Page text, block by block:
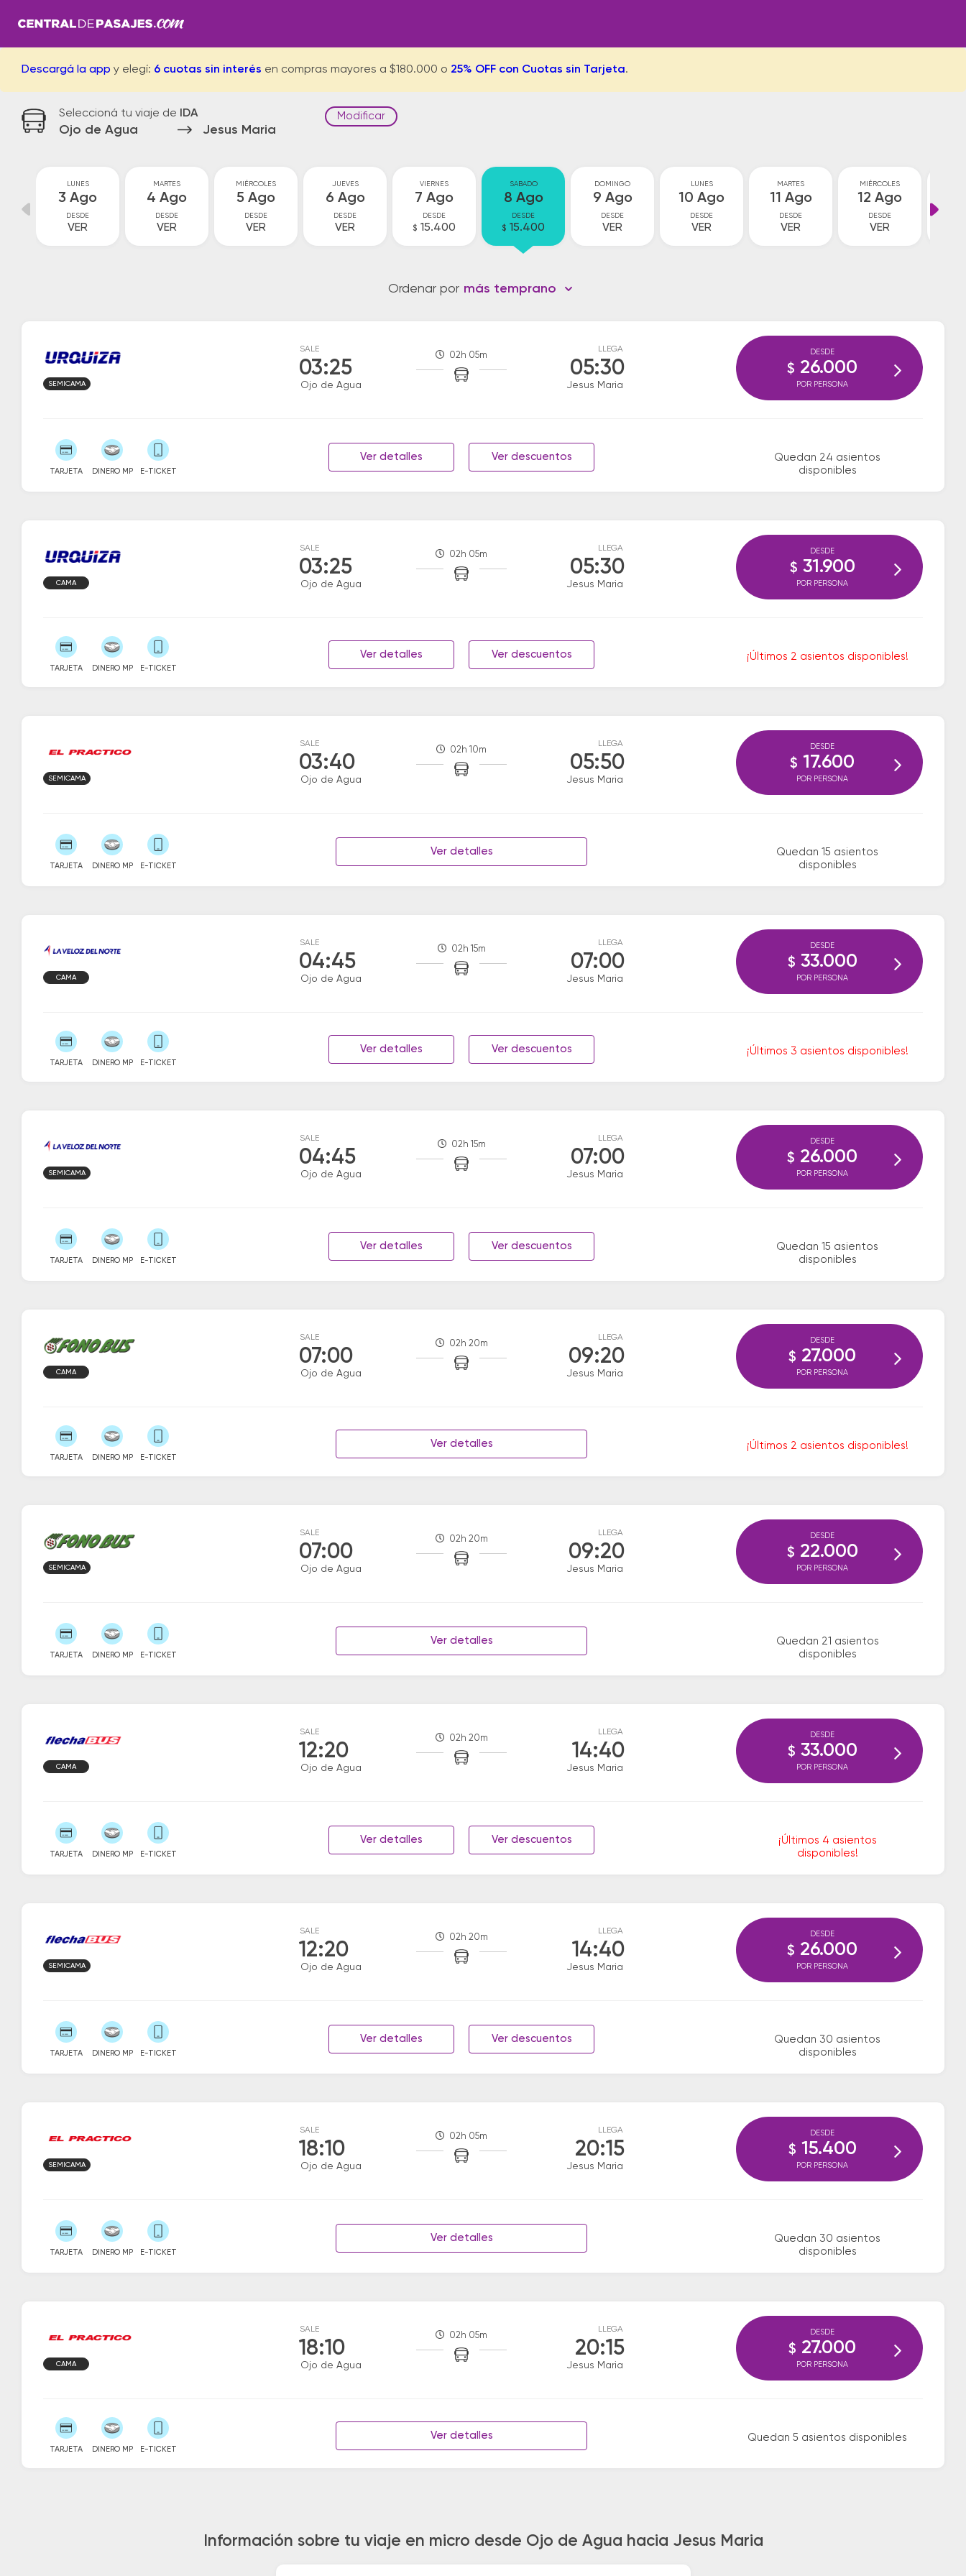
Descargá la app y elegí: 6 cuotas sin interés en compras mayores a $180.000 o 25% OFF con Cuotas sin Tarjeta.
Seleccioná tu viaje de IDA
Ojo de Agua Jesus Maria
Modificar
LUNES
3 Ago
DESDE
VER
MARTES
4 Ago
DESDE
VER
MIÉRCOLES
5 Ago
DESDE
VER
JUEVES
6 Ago
DESDE
VER
VIERNES
7 Ago
DESDE
$ 15.400
SABADO
8 Ago
DESDE
$ 15.400
DOMINGO
9 Ago
DESDE
VER
LUNES
10 Ago
DESDE
VER
MARTES
11 Ago
DESDE
VER
MIÉRCOLES
12 Ago
DESDE
VER
Ordenar por más temprano
SALE
03:25
Ojo de Agua
02h 05m
LLEGA
05:30
Jesus Maria
SEMICAMA
TARJETA DINERO MP E-TICKET
Ver detalles Ver descuentos
Quedan 24 asientos
disponibles
DESDE
$ 26.000
POR PERSONA
SALE
03:25
Ojo de Agua
02h 05m
LLEGA
05:30
Jesus Maria
CAMA
TARJETA DINERO MP E-TICKET
Ver detalles Ver descuentos ¡Últimos 2 asientos disponibles!
DESDE
$ 31.900
POR PERSONA
SALE
03:40
Ojo de Agua
02h 10m
LLEGA
05:50
Jesus Maria
SEMICAMA
TARJETA DINERO MP E-TICKET
Ver detalles
Quedan 15 asientos
disponibles
DESDE
$ 17.600
POR PERSONA
SALE
04:45
Ojo de Agua
02h 15m
LLEGA
07:00
Jesus Maria
CAMA
TARJETA DINERO MP E-TICKET
Ver detalles Ver descuentos ¡Últimos 3 asientos disponibles!
DESDE
$ 33.000
POR PERSONA
SALE
04:45
Ojo de Agua
02h 15m
LLEGA
07:00
Jesus Maria
SEMICAMA
TARJETA DINERO MP E-TICKET
Ver detalles Ver descuentos
Quedan 15 asientos
disponibles
DESDE
$ 26.000
POR PERSONA
SALE
07:00
Ojo de Agua
02h 20m
LLEGA
09:20
Jesus Maria
CAMA
TARJETA DINERO MP E-TICKET
Ver detalles ¡Últimos 2 asientos disponibles!
DESDE
$ 27.000
POR PERSONA
SALE
07:00
Ojo de Agua
02h 20m
LLEGA
09:20
Jesus Maria
SEMICAMA
TARJETA DINERO MP E-TICKET
Ver detalles
Quedan 21 asientos
disponibles
DESDE
$ 22.000
POR PERSONA
SALE
12:20
Ojo de Agua
02h 20m
LLEGA
14:40
Jesus Maria
CAMA
TARJETA DINERO MP E-TICKET
Ver detalles Ver descuentos
¡Últimos 4 asientos
disponibles!
DESDE
$ 33.000
POR PERSONA
SALE
12:20
Ojo de Agua
02h 20m
LLEGA
14:40
Jesus Maria
SEMICAMA
TARJETA DINERO MP E-TICKET
Ver detalles Ver descuentos
Quedan 30 asientos
disponibles
DESDE
$ 26.000
POR PERSONA
SALE
18:10
Ojo de Agua
02h 05m
LLEGA
20:15
Jesus Maria
SEMICAMA
TARJETA DINERO MP E-TICKET
Ver detalles
Quedan 30 asientos
disponibles
DESDE
$ 15.400
POR PERSONA
SALE
18:10
Ojo de Agua
02h 05m
LLEGA
20:15
Jesus Maria
CAMA
TARJETA DINERO MP E-TICKET
Ver detalles Quedan 5 asientos disponibles
DESDE
$ 27.000
POR PERSONA
Información sobre tu viaje en micro desde Ojo de Agua hacia Jesus Maria